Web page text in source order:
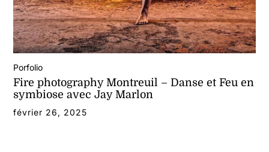
Porfolio
Fire photography Montreuil – Danse et Feu en
symbiose avec Jay Marlon
février 26, 2025